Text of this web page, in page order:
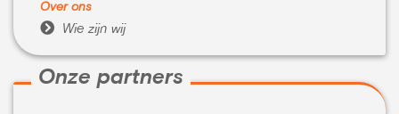
Over ons
 Wie zijn wij
Onze partners